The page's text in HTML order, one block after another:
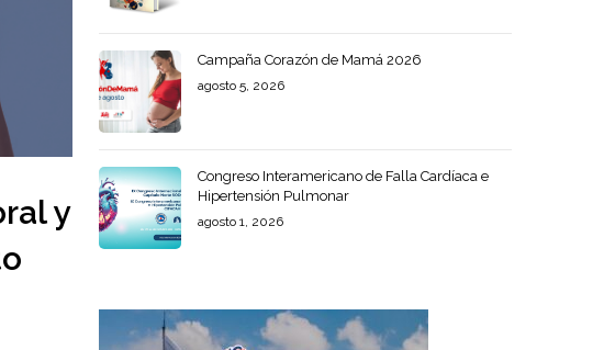
y
Campaña Corazón de Mamá 2026
agosto 5, 2026
Congreso Interamericano de Falla Cardíaca e
Hipertensión Pulmonar
agosto 1, 2026